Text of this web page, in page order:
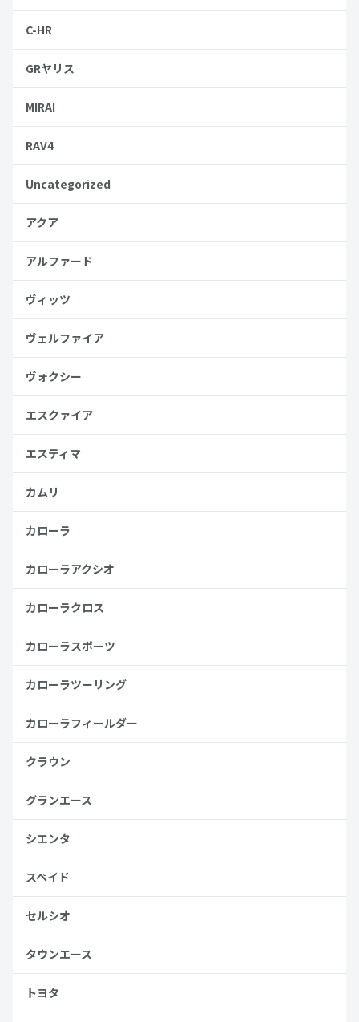
C-HR
GRヤリス
MIRAI
RAV4
Uncategorized
アクア
アルファード
ヴィッツ
ヴェルファイア
ヴォクシー
エスクァイア
エスティマ
カムリ
カローラ
カローラアクシオ
カローラクロス
カローラスポーツ
カローラツーリング
カローラフィールダー
クラウン
グランエース
シエンタ
スペイド
セルシオ
タウンエース
トヨタ